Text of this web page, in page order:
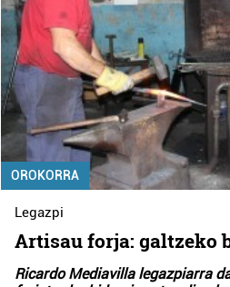
OROKORRA
Legazpi
Artisau forja: galtzeko
Ricardo Mediavilla legazpiarra